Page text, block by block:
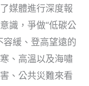
媒體進行深度報
識，爭做“低碳公
容緩、登高望遠的
、高溫以及海嘯
、公共災難來看